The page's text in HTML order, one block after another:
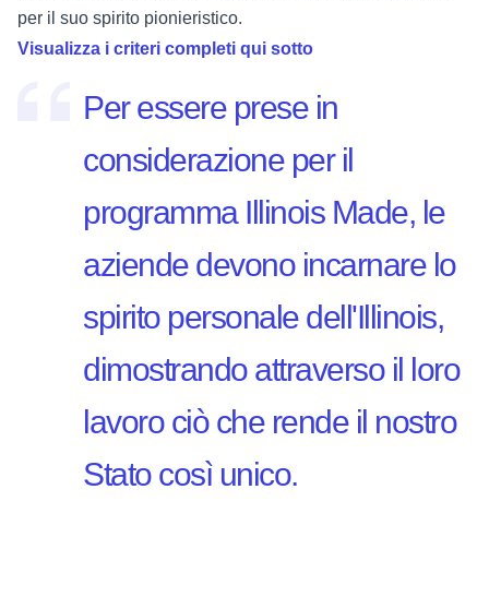
per il suo spirito pionieristico.
Visualizza i criteri completi qui sotto
Per essere prese in
considerazione per il
programma Illinois Made, le
aziende devono incarnare lo
spirito personale dell'Illinois,
dimostrando attraverso il loro
lavoro ciò che rende il nostro
Stato così unico.